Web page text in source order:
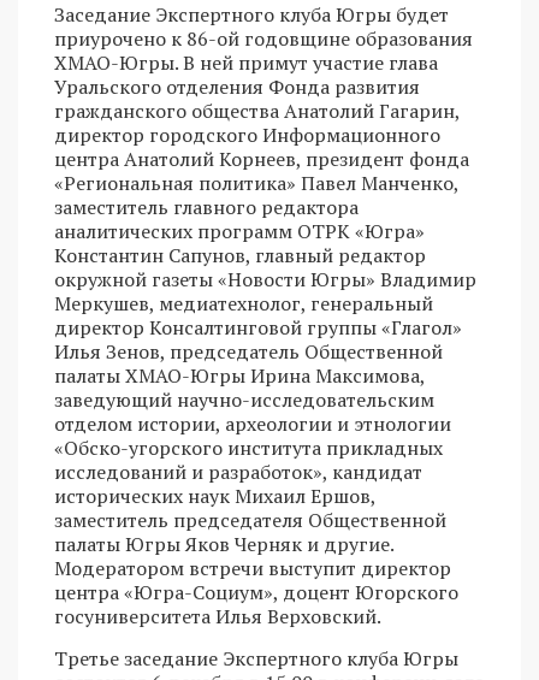
Заседание Экспертного клуба Югры будет
приурочено к 86-ой годовщине образования
ХМАО-Югры. В ней примут участие глава
Уральского отделения Фонда развития
гражданского общества Анатолий Гагарин,
директор городского Информационного
центра Анатолий Корнеев, президент фонда
«Региональная политика» Павел Манченко,
заместитель главного редактора
аналитических программ ОТРК «Югра»
Константин Сапунов, главный редактор
окружной газеты «Новости Югры» Владимир
Меркушев, медиатехнолог, генеральный
директор Консалтинговой группы «Глагол»
Илья Зенов, председатель Общественной
палаты ХМАО-Югры Ирина Максимова,
заведующий научно-исследовательским
отделом истории, археологии и этнологии
«Обско-угорского института прикладных
исследований и разработок», кандидат
исторических наук Михаил Ершов,
заместитель председателя Общественной
палаты Югры Яков Черняк и другие.
Модератором встречи выступит директор
центра «Югра-Социум», доцент Югорского
госуниверситета Илья Верховский.
Третье заседание Экспертного клуба Югры